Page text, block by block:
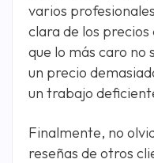
varios
clara de los
que lo más caro no
un precio
un trabajo
Finalmente, no
reseñas de otros